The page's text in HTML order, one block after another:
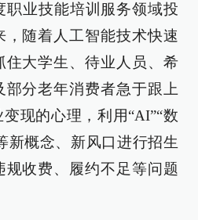
职业技能培训服务领域投
随着人工智能技术快速
住大学生、待业人员、希
分老年消费者急于跟上
现的心理，利用“AI”“数
新概念、新风口进行招生
收费、履约不足等问题